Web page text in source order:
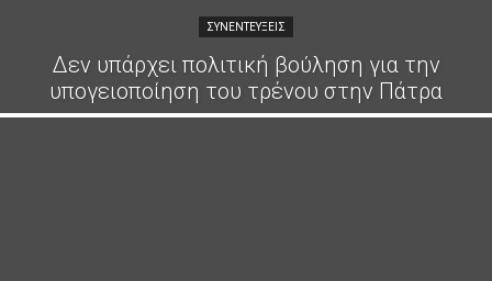
ΣΥΝΕΝΤΕΎΞΕΙΣ
Δεν υπάρχει πολιτική βούληση για την
υπογειοποίηση του τρένου στην Πάτρα